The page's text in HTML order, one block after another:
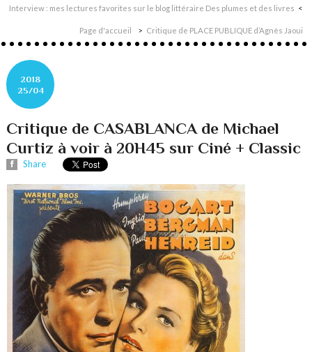
Interview : mes lectures favorites sur le blog littéraire Des plumes et des livres
Page d'accueil Critique de PLACE PUBLIQUE d’Agnès Jaoui
2018
25/04
Critique de CASABLANCA de Michael
Curtiz à voir à 20H45 sur Ciné + Classic
Share